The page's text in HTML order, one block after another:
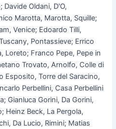
Davide Oldani, D'O,
Marotta, Marotta, Squille;
Venice; Edoardo Tilli,
Pontassieve; Errico
Loreto; Franco Pepe, Pepe in
Trovato, Arnolfo, Colle di
Esposito, Torre del Saracino,
Perbellini, Casa Perbellini
Gianluca Gorini, Da Gorini,
Heinz Beck, La Pergola,
Da Lucio, Rimini; Matias